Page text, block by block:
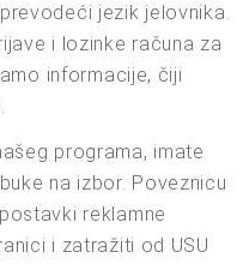
jezik jelovnika.
i lozinke računa za
informacije, čiji
programa, imate
na izbor. Poveznicu
reklamne
i zatražiti od USU